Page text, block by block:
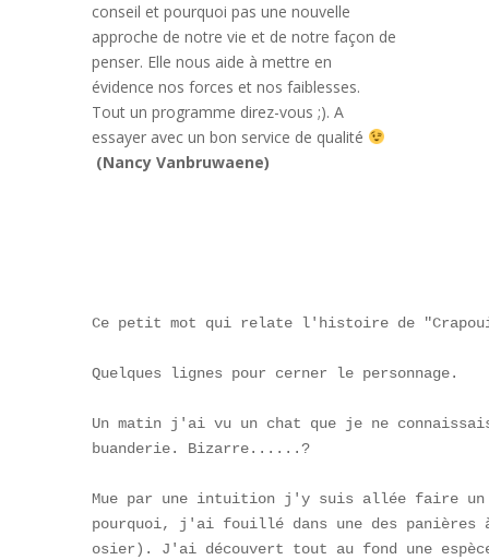
conseil et pourquoi pas une nouvelle
approche de notre vie et de notre façon de
penser. Elle nous aide à mettre en
évidence nos forces et nos faiblesses.
Tout un programme direz-vous ;). A
essayer avec un bon service de qualité
(Nancy Vanbruwaene)
Ce petit mot qui relate l'histoire de
Quelques lignes pour cerner le personnage.
Un matin j'ai vu un chat que je ne
buanderie. Bizarre......?
Mue par une intuition j'y suis allée faire
pourquoi, j'ai fouillé dans une des
osier). J'ai découvert tout au fond une